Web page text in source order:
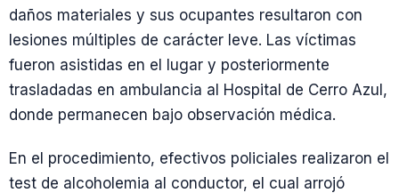
daños materiales y sus ocupantes resultaron con
lesiones múltiples de carácter leve. Las víctimas
fueron asistidas en el lugar y posteriormente
trasladadas en ambulancia al Hospital de Cerro Azul,
donde permanecen bajo observación médica.
En el procedimiento, efectivos policiales realizaron el
test de alcoholemia al conductor, el cual arrojó